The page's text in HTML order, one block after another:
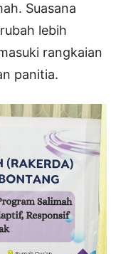
Suasana
lebih
rangkaian
panitia.